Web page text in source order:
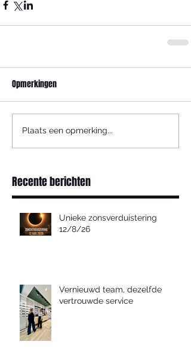
Opmerkingen
Plaats een opmerking...
Recente berichten
Unieke zonsverduistering
12/8/26
Vernieuwd team, dezelfde
vertrouwde service